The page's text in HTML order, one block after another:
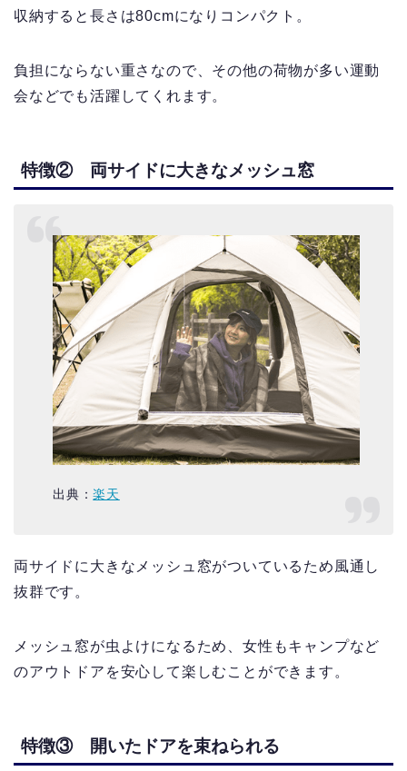
収納すると長さは80cmになりコンパクト。
負担にならない重さなので、その他の荷物が多い運動
会などでも活躍してくれます。
特徴② 両サイドに大きなメッシュ窓
出典：楽天
両サイドに大きなメッシュ窓がついているため風通し
抜群です。
メッシュ窓が虫よけになるため、女性もキャンプなど
のアウトドアを安心して楽しむことができます。
特徴③ 開いたドアを束ねられる